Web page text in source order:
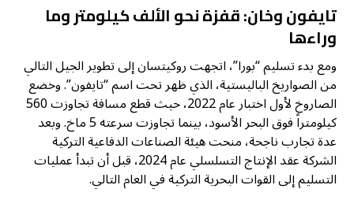
تايفون وخان: قفزة نحو الألف كيلومتر وما
وراءها
ومع بدء تسليم “بورا”، اتجهت روكيتسان إلى تطوير الجيل التالي
من الصواريخ الباليستية، الذي ظهر تحت اسم “تايفون”. وخضع
الصاروخ لأول اختبار عام 2022، حيث قطع مسافة تجاوزت 560
كيلومتراً فوق البحر الأسود، بينما تجاوزت سرعته 5 ماخ. وبعد
عدة تجارب ناجحة، منحت هيئة الصناعات الدفاعية التركية
الشركة عقد الإنتاج التسلسلي عام 2024، قبل أن تبدأ عمليات
التسليم إلى القوات البحرية التركية في العام التالي.